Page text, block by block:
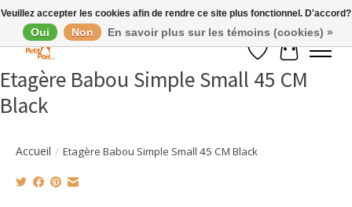
Liste de souhaits
Panier
Etagère Babou Simple Small 45 CM
Black
Accueil / Etagère Babou Simple Small 45 CM Black
Veuillez accepter les cookies afin de rendre ce site plus fonctionnel. D'accord?
Oui Non En savoir plus sur les témoins (cookies) »